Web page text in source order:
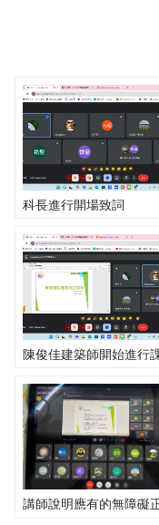
科長進行開場致詞